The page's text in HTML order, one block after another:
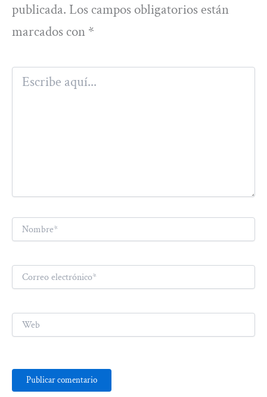
publicada. Los campos obligatorios están
marcados con *
Escribe
aquí...
Correo
electrónico*
Web